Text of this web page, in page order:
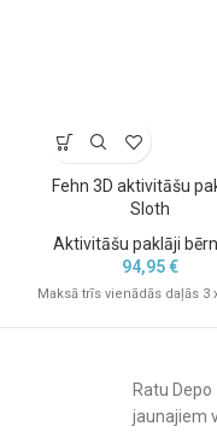
Fehn 3D aktivitāšu
Sloth
Aktivitāšu paklāji
94,95€
Maksā trīs vienādās daļās 3
Ratu
jaunajiem